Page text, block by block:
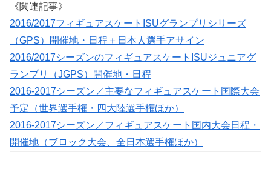
《関連記事》
2016/2017フィギュアスケートISUグランプリシリーズ
（GPS）開催地・日程＋日本人選手アサイン
2016/2017シーズンのフィギュアスケートISUジュニアグ
ランプリ（JGPS）開催地・日程
2016-2017シーズン／主要なフィギュアスケート国際大会
予定（世界選手権・四大陸選手権ほか）
2016-2017シーズン／フィギュアスケート国内大会日程・
開催地（ブロック大会、全日本選手権ほか）